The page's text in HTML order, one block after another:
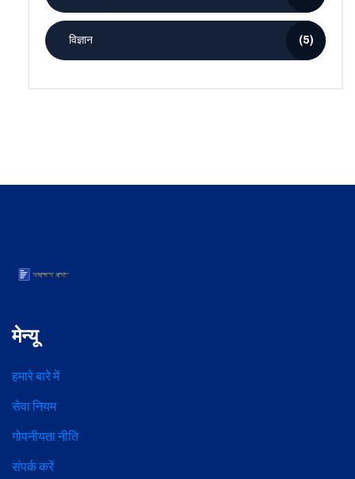
विज्ञान (5)
मेन्यू
हमारे बारे में
सेवा नियम
गोपनीयता नीति
संपर्क करें